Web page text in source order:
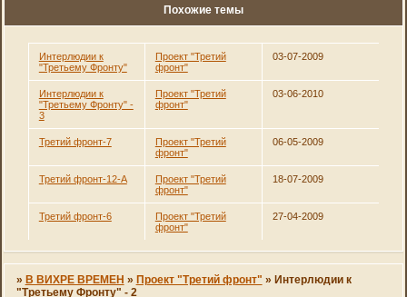
Похожие темы
Интерлюдии к
"Третьему Фронту"
Проект "Третий
фронт"
03-07-2009
Интерлюдии к
"Третьему Фронту" -
3
Проект "Третий
фронт"
03-06-2010
Третий фронт-7
Проект "Третий
фронт"
06-05-2009
Третий фронт-12-А
Проект "Третий
фронт"
18-07-2009
Третий фронт-6
Проект "Третий
фронт"
27-04-2009
» В ВИХРЕ ВРЕМЕН » Проект "Третий фронт" » Интерлюдии к
"Третьему Фронту" - 2